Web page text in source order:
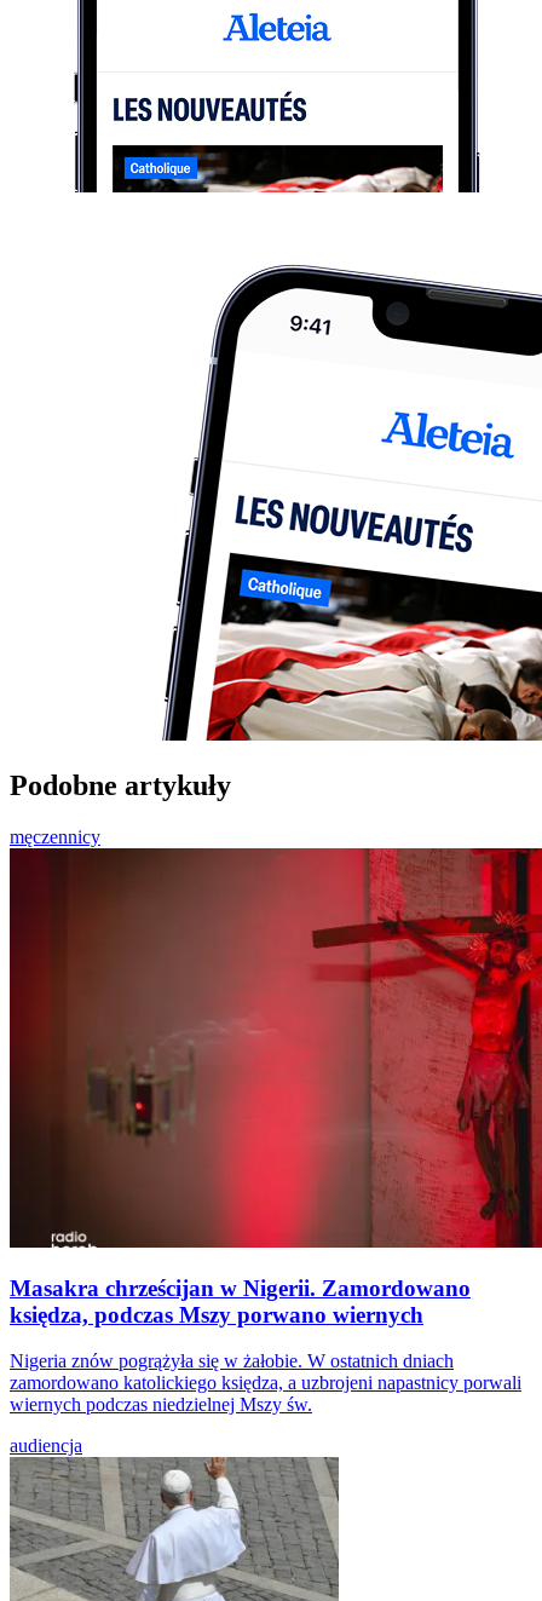
Podobne artykuły
męczennicy
Masakra chrześcijan w Nigerii. Zamordowano
księdza, podczas Mszy porwano wiernych
Nigeria znów pogrążyła się w żałobie. W ostatnich dniach
zamordowano katolickiego księdza, a uzbrojeni napastnicy porwali
wiernych podczas niedzielnej Mszy św.
audiencja